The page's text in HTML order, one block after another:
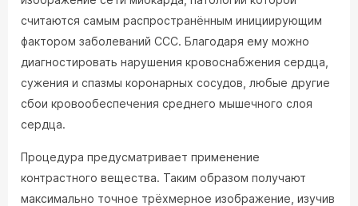
считаются самым распространённым инициирующим
фактором заболеваний ССС. Благодаря ему можно
диагностировать нарушения кровоснабжения сердца,
сужения и спазмы коронарных сосудов, любые другие
сбои кровообеспечения среднего мышечного слоя
сердца.
Процедура предусматривает применение
контрастного вещества. Таким образом получают
максимально точное трёхмерное изображение, изучив